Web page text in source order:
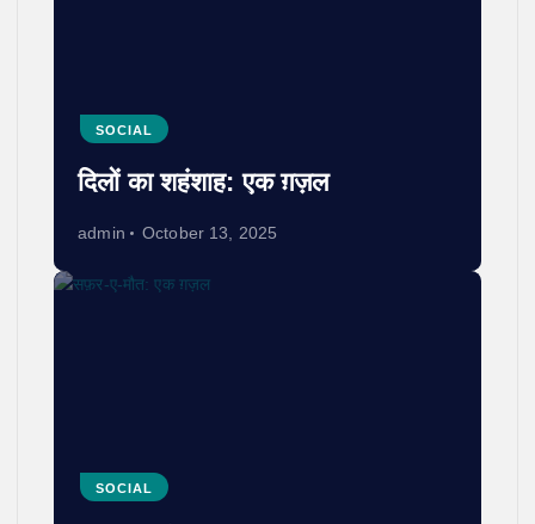
SOCIAL
दिलों का शहंशाह: एक ग़ज़ल
admin October 13, 2025
SOCIAL